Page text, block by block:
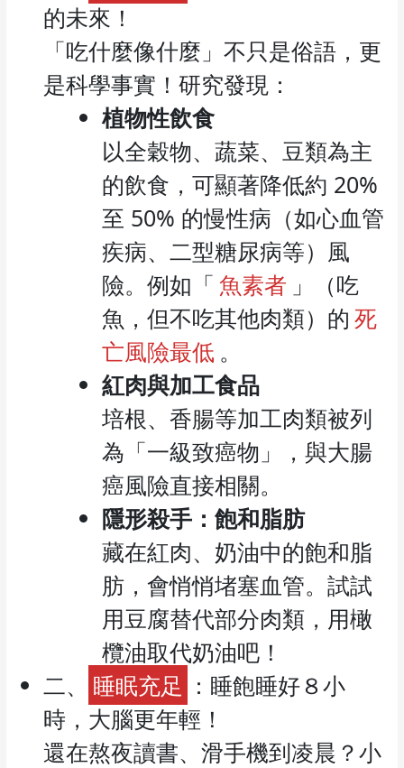
的未來！
「吃什麼像什麼」不只是俗語，更
是科學事實！研究發現：
植物性飲食
以全穀物、蔬菜、豆類為主
的飲食，可顯著降低約 20%
至 50% 的慢性病（如心血管
疾病、二型糖尿病等）風
險。例如「 魚素者 」（吃
魚，但不吃其他肉類）的 死
亡風險最低 。
紅肉與加工食品
培根、香腸等加工肉類被列
為「一級致癌物」，與大腸
癌風險直接相關。
隱形殺手：飽和脂肪
藏在紅肉、奶油中的飽和脂
肪，會悄悄堵塞血管。試試
用豆腐替代部分肉類，用橄
欖油取代奶油吧！
二、
睡眠充足 ：睡飽睡好８小
時，大腦更年輕！
還在熬夜讀書、滑手機到凌晨？小